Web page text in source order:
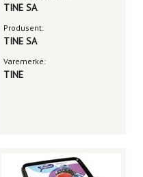
TINE SA
Produsent:
TINE SA
Varemerke:
TINE